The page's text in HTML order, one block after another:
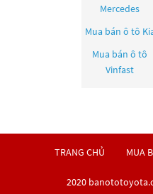
Mercedes
Mua bán ô tô
Mua bán ô tô
Vinfast
TRANG CHỦ MUA
2020